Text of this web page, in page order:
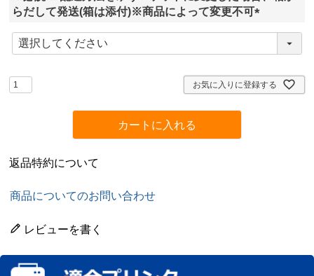
らだして発送(箱は添付)※商品によって変更不可
(
)
お気に入りに登録する
カートに入れる
返品特約について
商品についてのお問い合わせ
レビューを書く